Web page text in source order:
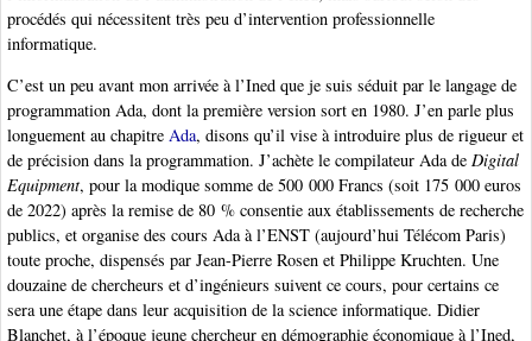
procédés qui nécessitent très peu d’intervention professionnelle
informatique.
C’est un peu avant mon arrivée à l’Ined que je suis séduit par le langage de
programmation Ada, dont la première version sort en 1980. J’en parle plus
longuement au chapitre Ada, disons qu’il vise à introduire plus de rigueur et
de précision dans la programmation. J’achète le compilateur Ada de Digital
Equipment, pour la modique somme de 500 000 Francs (soit 175 000 euros
de 2022) après la remise de 80 % consentie aux établissements de recherche
publics, et organise des cours Ada à l’ENST (aujourd’hui Télécom Paris)
toute proche, dispensés par Jean-Pierre Rosen et Philippe Kruchten. Une
douzaine de chercheurs et d’ingénieurs suivent ce cours, pour certains ce
sera une étape dans leur acquisition de la science informatique. Didier
Blanchet, à l’époque jeune chercheur en démographie économique à l’Ined,